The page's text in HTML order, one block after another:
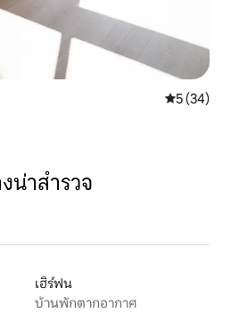
คะแนนเฉลี่
5 (34)
น่าสำรวจ
เฮิร์ฟน
บ้านพักตากอากาศ